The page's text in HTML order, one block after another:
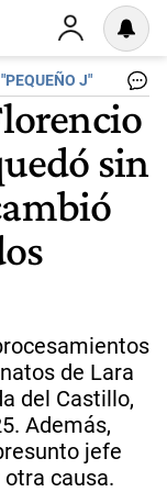
J"
sin
de Lara
del Castillo,
Además,
jefe
causa.